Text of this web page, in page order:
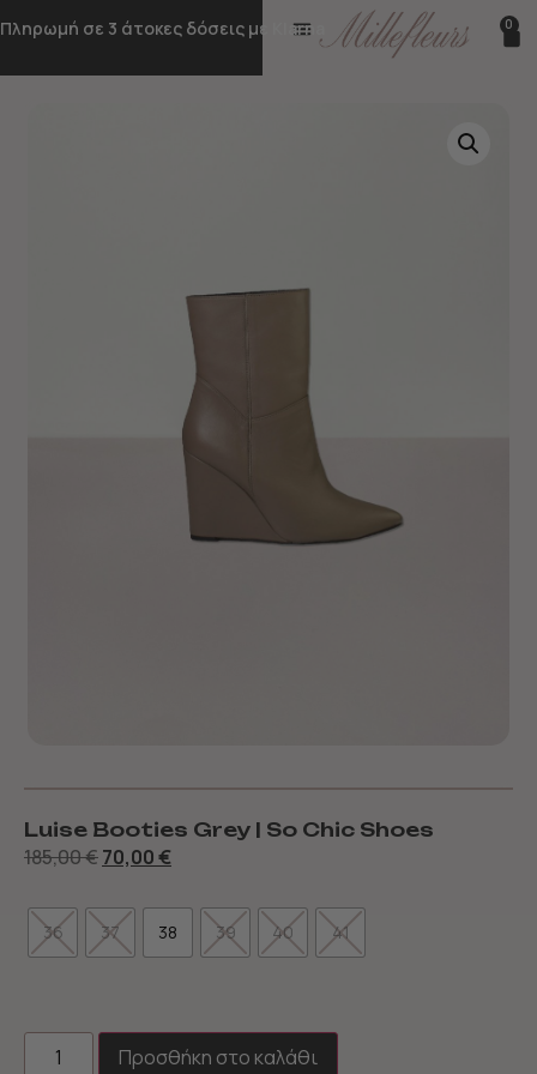
Πληρωμή σε 3 άτοκες δόσεις με Klarna 0
Luise Booties Grey | So Chic Shoes
185,00€70,00€
36 37 38 39 40 41
Προσθήκη στο καλάθι